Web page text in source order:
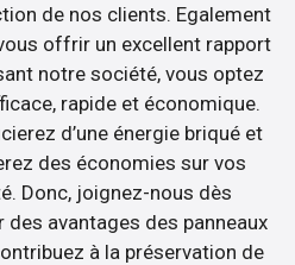
de nos clients. Egalement
offrir un excellent rapport
notre société, vous optez
rapide et économique.
d’une énergie briqué et
des économies sur vos
Donc, joignez-nous dès
des avantages des panneaux
à la préservation de